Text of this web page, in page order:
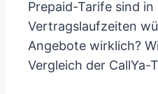
Prepaid-Tarife sind
Vertragslaufzeiten
Angebote wirklich?
Vergleich der CallYa-